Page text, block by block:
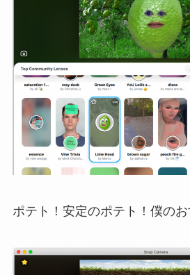
ポテト！安定のポテト！僕のお